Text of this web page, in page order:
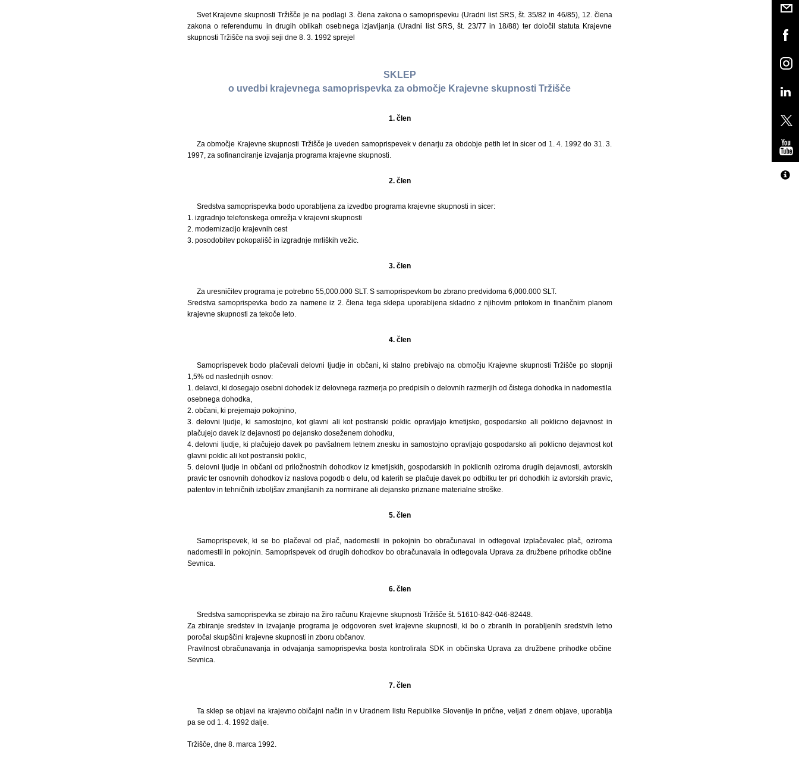
Svet Krajevne skupnosti Tržišče je na podlagi 3. člena zakona o samoprispevku (Uradni list SRS, št. 35/82 in 46/85), 12. člena
zakona o referendumu in drugih oblikah osebnega izjavljanja (Uradni list SRS, št. 23/77 in 18/88) ter določil statuta Krajevne
skupnosti Tržišče na svoji seji dne 8. 3. 1992 sprejel
SKLEP
o uvedbi krajevnega samoprispevka za območje Krajevne skupnosti Tržišče
1. člen
Za območje Krajevne skupnosti Tržišče je uveden samoprispevek v denarju za obdobje petih let in sicer od 1. 4. 1992 do 31. 3.
1997, za sofinanciranje izvajanja programa krajevne skupnosti.
2. člen
Sredstva samoprispevka bodo uporabljena za izvedbo programa krajevne skupnosti in sicer:
1. izgradnjo telefonskega omrežja v krajevni skupnosti
2. modernizacijo krajevnih cest
3. posodobitev pokopališč in izgradnje mrliških vežic.
3. člen
Za uresničitev programa je potrebno 55,000.000 SLT. S samoprispevkom bo zbrano predvidoma 6,000.000 SLT.
Sredstva samoprispevka bodo za namene iz 2. člena tega sklepa uporabljena skladno z njihovim pritokom in finančnim planom
krajevne skupnosti za tekoče leto.
4. člen
Samoprispevek bodo plačevali delovni ljudje in občani, ki stalno prebivajo na območju Krajevne skupnosti Tržišče po stopnji
1,5% od naslednjih osnov:
1. delavci, ki dosegajo osebni dohodek iz delovnega razmerja po predpisih o delovnih razmerjih od čistega dohodka in nadomestila
osebnega dohodka,
2. občani, ki prejemajo pokojnino,
3. delovni ljudje, ki samostojno, kot glavni ali kot postranski poklic opravljajo kmetijsko, gospodarsko ali poklicno dejavnost in
plačujejo davek iz dejavnosti po dejansko doseženem dohodku,
4. delovni ljudje, ki plačujejo davek po pavšalnem letnem znesku in samostojno opravljajo gospodarsko ali poklicno dejavnost kot
glavni poklic ali kot postranski poklic,
5. delovni ljudje in občani od priložnostnih dohodkov iz kmetijskih, gospodarskih in poklicnih oziroma drugih dejavnosti, avtorskih
pravic ter osnovnih dohodkov iz naslova pogodb o delu, od katerih se plačuje davek po odbitku ter pri dohodkih iz avtorskih pravic,
patentov in tehničnih izboljšav zmanjšanih za normirane ali dejansko priznane materialne stroške.
5. člen
Samoprispevek, ki se bo plačeval od plač, nadomestil in pokojnin bo obračunaval in odtegoval izplačevalec plač, oziroma
nadomestil in pokojnin. Samoprispevek od drugih dohodkov bo obračunavala in odtegovala Uprava za družbene prihodke občine
Sevnica.
6. člen
Sredstva samoprispevka se zbirajo na žiro računu Krajevne skupnosti Tržišče št. 51610-842-046-82448.
Za zbiranje sredstev in izvajanje programa je odgovoren svet krajevne skupnosti, ki bo o zbranih in porabljenih sredstvih letno
poročal skupščini krajevne skupnosti in zboru občanov.
Pravilnost obračunavanja in odvajanja samoprispevka bosta kontrolirala SDK in občinska Uprava za družbene prihodke občine
Sevnica.
7. člen
Ta sklep se objavi na krajevno običajni način in v Uradnem listu Republike Slovenije in prične, veljati z dnem objave, uporablja
pa se od 1. 4. 1992 dalje.
Tržišče, dne 8. marca 1992.